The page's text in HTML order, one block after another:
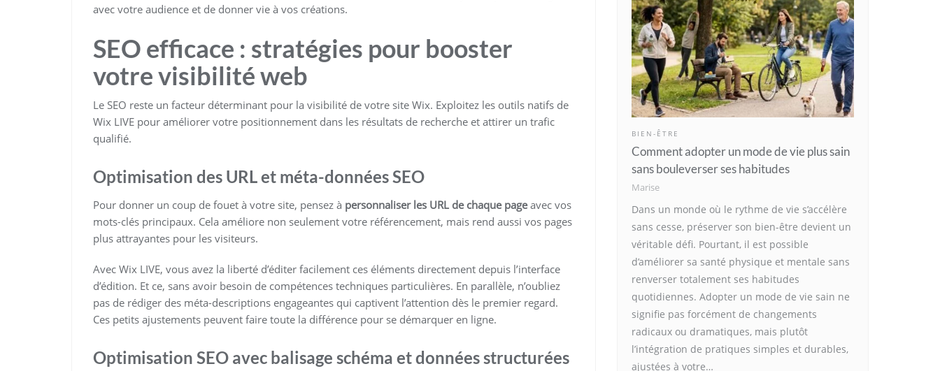
avec votre audience et de donner vie à vos créations.
SEO efficace : stratégies pour booster
votre visibilité web
Le SEO reste un facteur déterminant pour la visibilité de votre site Wix. Exploitez les outils natifs de
Wix LIVE pour améliorer votre positionnement dans les résultats de recherche et attirer un trafic
qualifié.
Optimisation des URL et méta-données SEO
Pour donner un coup de fouet à votre site, pensez à personnaliser les URL de chaque pageavec vos
mots-clés principaux. Cela améliore non seulement votre référencement, mais rend aussi vos pages
plus attrayantes pour les visiteurs.
Avec Wix LIVE, vous avez la liberté d’éditer facilement ces éléments directement depuis l’interface
d’édition. Et ce, sans avoir besoin de compétences techniques particulières. En parallèle, n’oubliez
pas de rédiger des méta-descriptions engageantes qui captivent l’attention dès le premier regard.
Ces petits ajustements peuvent faire toute la différence pour se démarquer en ligne.
Optimisation SEO avec balisage schéma et données structurées
BIEN-ÊTRE
Comment adopter un mode de vie plus sain
sans bouleverser ses habitudes
Marise
Dans un monde où le rythme de vie s’accélère
sans cesse, préserver son bien-être devient un
véritable défi. Pourtant, il est possible
d’améliorer sa santé physique et mentale sans
renverser totalement ses habitudes
quotidiennes. Adopter un mode de vie sain ne
signifie pas forcément de changements
radicaux ou dramatiques, mais plutôt
l’intégration de pratiques simples et durables,
ajustées à votre…